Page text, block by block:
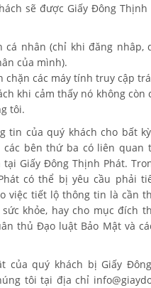
sẽ được Giấy Đông
nhân (chỉ khi đăng nhâp,
của mình).
chặn các máy tính truy cập
khi cảm thấy nó không còn
tôi.
tin của quý khách cho bất
bên thứ ba có liên quan
Giấy Đông Thịnh Phát.
có thể bị yêu cầu phải
việc tiết lộ thông tin là cần
khỏe, hay cho mục đích
thủ Đạo luật Bảo Mật và
của quý khách bị Giấy
tôi tại địa chỉ